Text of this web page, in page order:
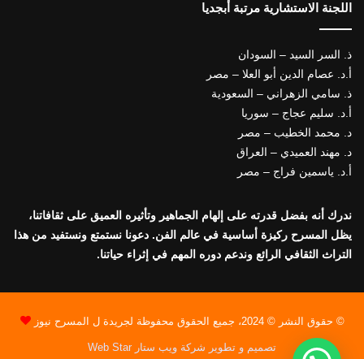
اللجنة الاستشارية مرتبة أبجديا
ذ. السر السيد – السودان
أ.د. عصام الدين أبو العلا – مصر
ذ. سامي الزهراني – السعودية
أ.د. سليم عجاج – سوريا
د. محمد الخطيب – مصر
د. مهند العميدي – العراق
أ.د. ياسمين فراج – مصر
ندرك أنه بفضل قدرته على إلهام الجماهير وتأثيره العميق على ثقافاتنا،
يظل المسرح ركيزة أساسية في عالم الفن. دعونا نستمتع ونستفيد من هذا
التراث الثقافي الرائع وندعم دوره المهم في إثراء حياتنا.
© حقوق النشر © 2024، جميع الحقوق محفوظة لجريدة ل المسرح نيوز
تصميم و تطوير شركة ويب ستار Web Star